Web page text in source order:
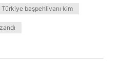
Türkiye başpehlivanı kim